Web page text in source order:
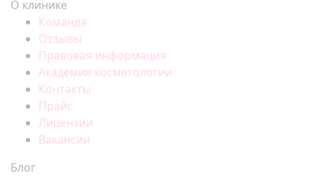
О клинике
Команда
Отзывы
Правовая информация
Академия косметологии
Контакты
Прайс
Лицензии
Вакансии
Блог